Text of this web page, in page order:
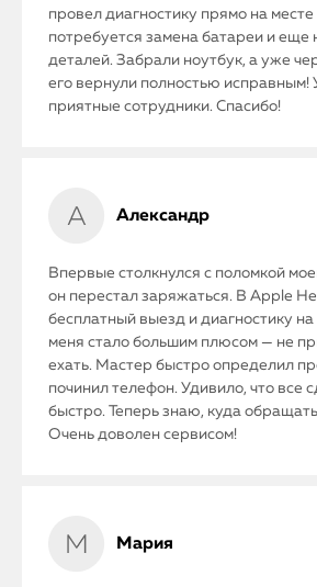
провел диагностику прямо на
потребуется замена батареи и еще
деталей. Забрали ноутбук, а уже
его вернули полностью исправным!
приятные сотрудники. Спасибо!
Александр
Впервые столкнулся с поломкой
он перестал заряжаться. В Apple
бесплатный выезд и диагностику на
меня стало большим плюсом — не
ехать. Мастер быстро определил
починил телефон. Удивило, что все
быстро. Теперь знаю, куда
Очень доволен сервисом!
Мария